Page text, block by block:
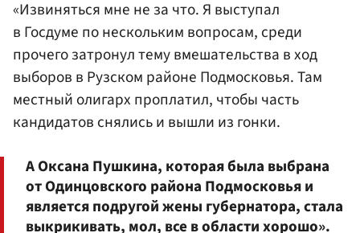
«Извиняться мне не за что. Я выступал
в Госдуме по нескольким вопросам, среди
прочего затронул тему вмешательства в ход
выборов в Рузском районе Подмосковья. Там
местный олигарх проплатил, чтобы часть
кандидатов снялись и вышли из гонки.
А Оксана Пушкина, которая была выбрана
от Одинцовского района Подмосковья и
является подругой жены губернатора, стала
выкрикивать, мол, все в области хорошо».